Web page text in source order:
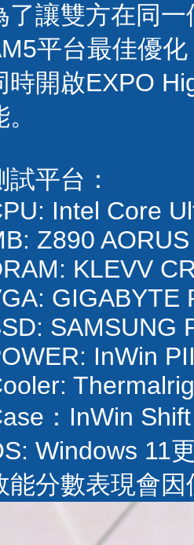
了讓雙方在同
平台最佳優
時開啟EXPO
試平台：
Intel Core
Z890
KLEVV
GIGABYTE
SAMSUNG
InWin
：InWin
Windows 11
能分數表現會